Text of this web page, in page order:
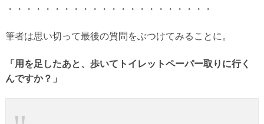
・・・・・・・・・・・・・・・・・・・・・・
筆者は思い切って最後の質問をぶつけてみることに。
「用を足したあと、歩いてトイレットペーパー取りに行く
んですか？」